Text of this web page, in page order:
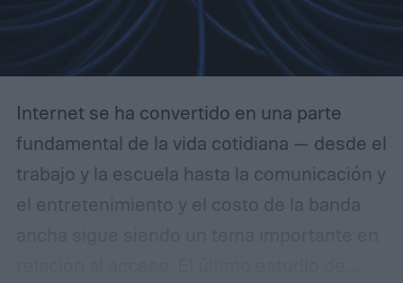
Internet se ha convertido en una parte
fundamental de la vida cotidiana — desde el
trabajo y la escuela hasta la comunicación y
el entretenimiento y el costo de la banda